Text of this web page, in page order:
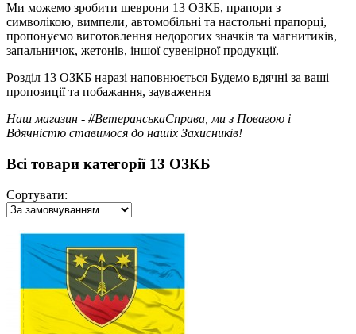
Ми можемо зробити шеврони 13 ОЗКБ, прапори з
символікою, вимпели, автомобільні та настольні прапорці,
пропонуємо виготовлення недорогих значків та магнитиків,
запальничок, жетонів, іншої сувенірної продукції.
Розділ 13 ОЗКБ наразі наповнюється Будемо вдячні за ваші
пропозиції та побажання, зауваження
Наш магазин - #ВетеранськаСправа, ми з Повагою і
Вдячністю ставимося до нашіх Захисників!
Всі товари категорії 13 ОЗКБ
Сортувати: